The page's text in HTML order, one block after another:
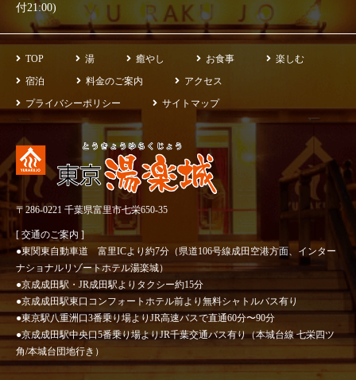
付21:00)
TOP 湯 癒やし お食事
楽しむ
宿泊
料金のご案内
アクセス
プライバシーポリシー
サイトマップ
〒286-0221 千葉県富里市七栄650-35
[ 交通のご案内 ]
●東関東自動車道 富里ICより約7分（県道106号線成田空港方面、インター
ナショナルリゾートホテル湯楽城）
●京成成田駅・JR成田駅よりタクシー約15分
●京成成田駅東口コンフォートホテル前より無料シャトルバス有り
●東京駅八重洲口3番乗り場よりJR高速バスで直通60分〜90分
●京成成田駅中央口5番乗り場よりJR千葉交通バス有り（本城台線 七栄四ツ
角/本城台団地行き）